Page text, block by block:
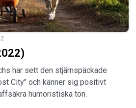
har sett den stjärnspäckade
City" och känner sig positivt
humoristiska ton.